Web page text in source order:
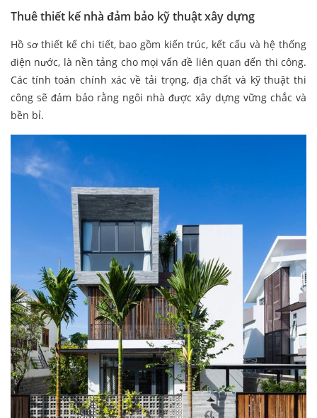
Thuê thiết kế nhà đảm bảo kỹ thuật xây dựng
Hồ sơ thiết kế chi tiết, bao gồm kiến trúc, kết cấu và hệ thống
điện nước, là nền tảng cho mọi vấn đề liên quan đến thi công.
Các tính toán chính xác về tải trọng, địa chất và kỹ thuật thi
công sẽ đảm bảo rằng ngôi nhà được xây dựng vững chắc và
bền bỉ.